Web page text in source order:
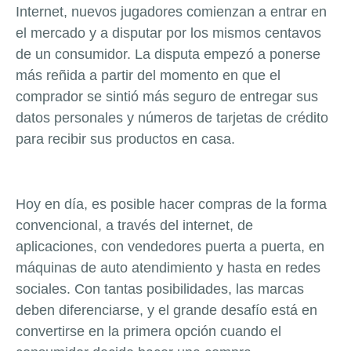
Internet, nuevos jugadores comienzan a entrar en
el mercado y a disputar por los mismos centavos
de un consumidor. La disputa empezó a ponerse
más reñida a partir del momento en que el
comprador se sintió más seguro de entregar sus
datos personales y números de tarjetas de crédito
para recibir sus productos en casa.
Hoy en día, es posible hacer compras de la forma
convencional, a través del internet, de
aplicaciones, con vendedores puerta a puerta, en
máquinas de auto atendimiento y hasta en redes
sociales. Con tantas posibilidades, las marcas
deben diferenciarse, y el grande desafío está en
convertirse en la primera opción cuando el